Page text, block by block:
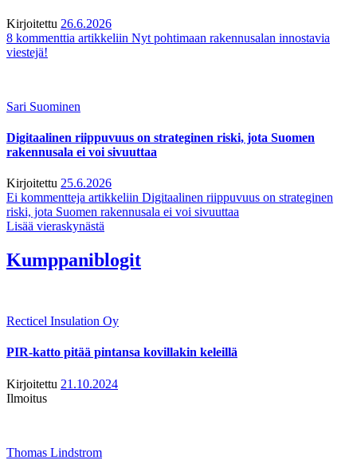
Kirjoitettu 26.6.2026
8 kommenttia artikkeliin Nyt pohtimaan rakennusalan innostavia
viestejä!
Sari Suominen
Digitaalinen riippuvuus on strateginen riski, jota Suomen
rakennusala ei voi sivuuttaa
Kirjoitettu 25.6.2026
Ei kommentteja artikkeliin Digitaalinen riippuvuus on strateginen
riski, jota Suomen rakennusala ei voi sivuuttaa
Lisää vieraskynästä
Kumppaniblogit
Recticel Insulation Oy
PIR-katto pitää pintansa kovillakin keleillä
Kirjoitettu 21.10.2024
Ilmoitus
Thomas Lindstrom